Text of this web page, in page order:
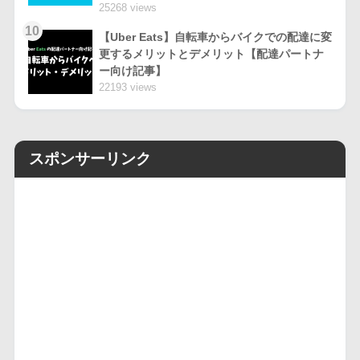
25268 views
10
【Uber Eats】自転車からバイクでの配達に変
更するメリットとデメリット【配達パートナ
ー向け記事】
22193 views
スポンサーリンク